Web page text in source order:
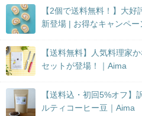
【2個で送料無料！】大
新登場 | お得なキャンペー
【送料無料】人気料理家
セットが登場！｜Aima
【送料込・初回5%オフ】
ルティコーヒー豆｜Aima